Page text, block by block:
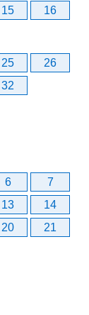
15
16
25
26
32
6
7
13
14
20
21